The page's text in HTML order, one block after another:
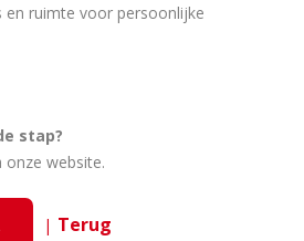
en ruimte voor persoonlijke
stap?
onze website.
|